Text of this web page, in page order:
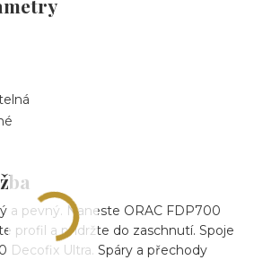
a pevný. Naneste ORAC FDP700
profil a přidržte do zaschnutí. Spoje
Decofix Ultra. Spáry a přechody